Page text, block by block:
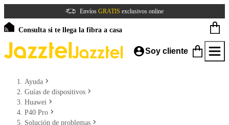
Envíos GRATIS exclusivos online
Consulta si te llega la fibra a casa
Soy cliente
Ayuda
Guías de dispositivos
Huawei
P40 Pro
Solución de problemas